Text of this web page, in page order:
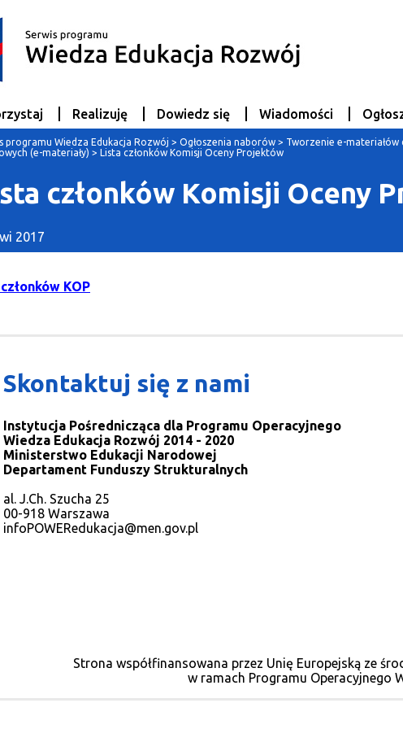
Realizuję Dowiedz się Wiadomości
programu Wiedza Edukacja Rozwój > Ogłoszenia naborów > Tworzenie e-materiałów
(e-materiały) > Lista członków Komisji Oceny Projektów
członków Komisji Oceny
2017
KOP
Skontaktuj się z nami
Instytucja Pośrednicząca dla Programu Operacyjnego
Wiedza Edukacja Rozwój 2014 - 2020
Ministerstwo Edukacji Narodowej
Departament Funduszy Strukturalnych
al. J.Ch. Szucha 25
00-918 Warszawa
infoPOWERedukacja@men.gov.pl
Strona współfinansowana przez Unię Europejską ze
w ramach Programu Operacyjnego